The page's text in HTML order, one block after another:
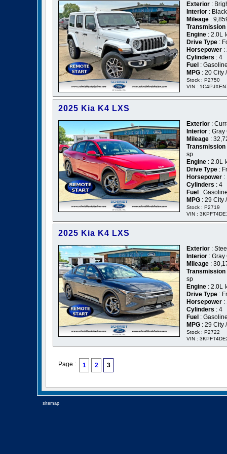
Exterior :
Interior :
Mileage :
Transmission
Engine : 2.0L
Drive Type :
Horsepower :
Cylinders : 4
Fuel :
MPG : 20 City
Stock : P2750
VIN :
2025 Kia K4 LXS
Exterior :
Interior : Gray
Mileage :
Transmission
sp
Engine : 2.0L
Drive Type :
Horsepower :
Cylinders : 4
Fuel :
MPG : 29 City
Stock : P2719
VIN :
2025 Kia K4 LXS
Exterior :
Interior : Gray
Mileage :
Transmission
sp
Engine : 2.0L
Drive Type :
Horsepower :
Cylinders : 4
Fuel :
MPG : 29 City
Stock : P2722
VIN :
Page : 1 2 3
sitemap